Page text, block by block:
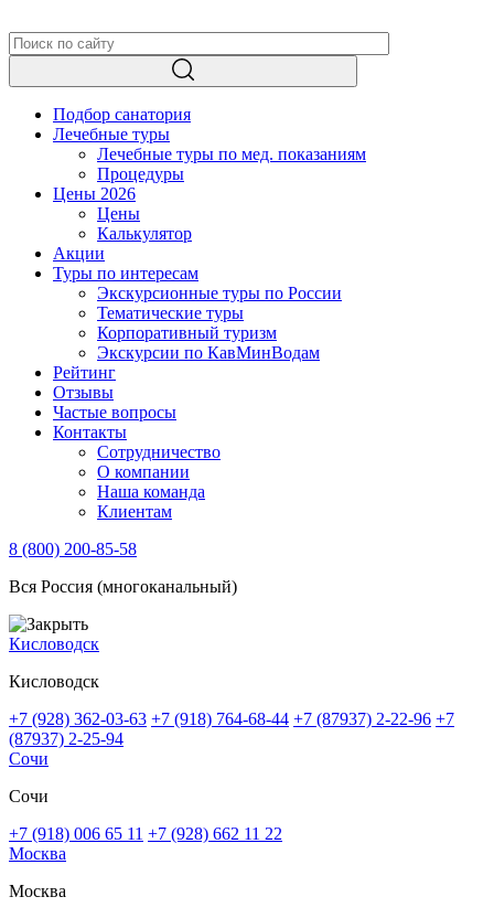
Подбор санатория
Лечебные туры
Лечебные туры по мед. показаниям
Процедуры
Цены 2026
Цены
Калькулятор
Акции
Туры по интересам
Экскурсионные туры по России
Тематические туры
Корпоративный туризм
Экскурсии по КавМинВодам
Рейтинг
Отзывы
Частые вопросы
Контакты
Сотрудничество
О компании
Наша команда
Клиентам
8 (800) 200-85-58
Вся Россия (многоканальный)
Кисловодск
Кисловодск
+7 (928) 362-03-63 +7 (918) 764-68-44 +7 (87937) 2-22-96 +7
(87937) 2-25-94
Сочи
Сочи
+7 (918) 006 65 11 +7 (928) 662 11 22
Москва
Москва